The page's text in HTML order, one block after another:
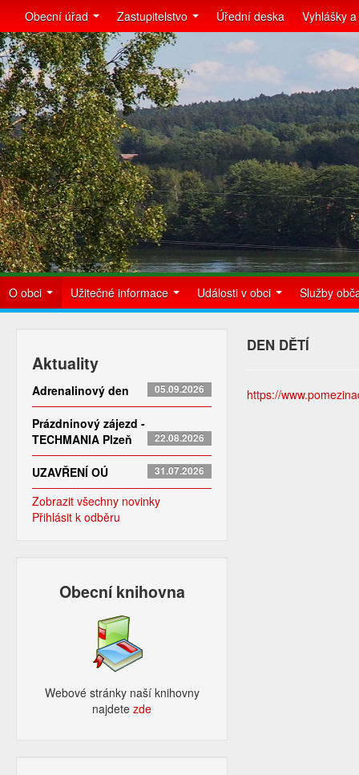
Obecní úřad Zastupitelstvo Úřední deska Vyhlášky
O obci Užitečné informace Události v obci Služby
Aktuality
Adrenalinový den 05.09.2026
Prázdninový zájezd -
TECHMANIA Plzeň
22.08.2026
UZAVŘENÍ OÚ 31.07.2026
Zobrazit všechny novinky
Přihlásit k odběru
Obecní knihovna
Webové stránky naší knihovny
najdetezde​
DEN DĚTÍ
https://